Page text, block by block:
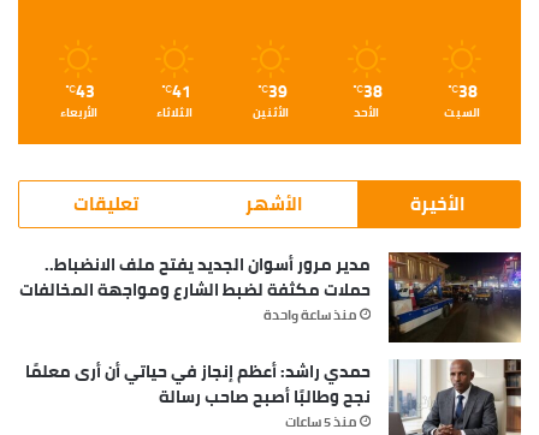
38
℃
السبت
38
℃
الأحد
39
℃
الأثنين
41
℃
الثلاثاء
43
℃
الأربعاء
الأخيرة الأشهر تعليقات
مدير مرور أسوان الجديد يفتح ملف الانضباط..
حملات مكثفة لضبط الشارع ومواجهة المخالفات
منذ ساعة واحدة
حمدي راشد: أعظم إنجاز في حياتي أن أرى معلمًا
نجح وطالبًا أصبح صاحب رسالة
منذ 5 ساعات